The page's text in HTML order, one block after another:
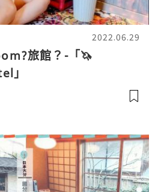
2022.06.29
旅館？-「🦄
」